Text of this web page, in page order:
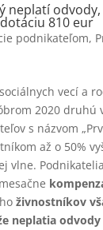
neplatí odvody,
810 eur
podnikateľom,
vecí a
2020 druhú
s názvom
až o 50%
vlne.
živnostníkov
neplatia odvody